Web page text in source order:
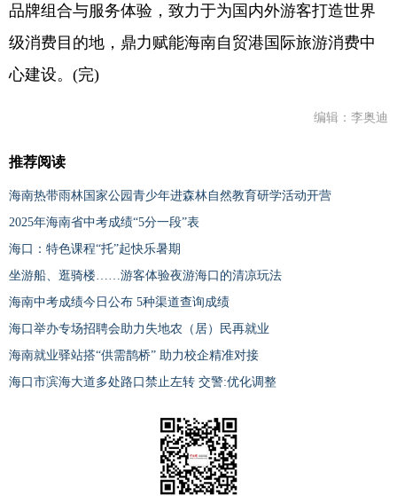
品牌组合与服务体验，致力于为国内外游客打造世界
级消费目的地，鼎力赋能海南自贸港国际旅游消费中
心建设。(完)
编辑：李奥迪
推荐阅读
海南热带雨林国家公园青少年进森林自然教育研学活动开营
2025年海南省中考成绩“5分一段”表
海口：特色课程“托”起快乐暑期
坐游船、逛骑楼……游客体验夜游海口的清凉玩法
海南中考成绩今日公布 5种渠道查询成绩
海口举办专场招聘会助力失地农（居）民再就业
海南就业驿站搭“供需鹊桥” 助力校企精准对接
海口市滨海大道多处路口禁止左转 交警:优化调整